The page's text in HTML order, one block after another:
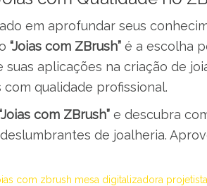
em aprofundar seus
“Joias com ZBrush” é a escolha
aplicações na criação de
qualidade profissional.
com ZBrush” e descubra
de joalheria.
com zbrush mesa digitalizadora